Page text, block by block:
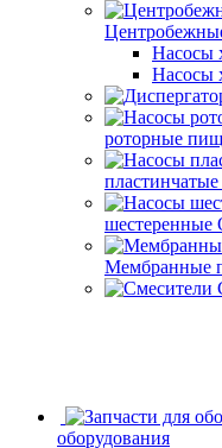
Насосы
Насосы
роторные
Мембранные
оборудования